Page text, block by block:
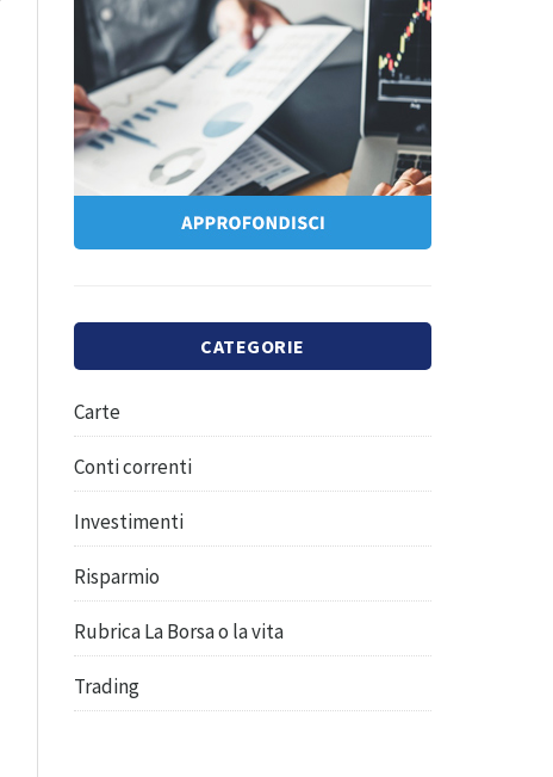
CATEGORIE
Carte
Conti correnti
Investimenti
Risparmio
Rubrica La Borsa o la vita
Trading